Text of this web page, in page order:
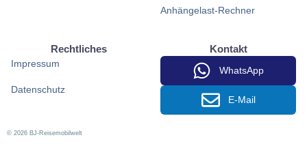
Anhängelast-Rechner
Rechtliches
Impressum
Datenschutz
Kontakt
WhatsApp
E-Mail
© 2026 BJ-Reisemobilwelt